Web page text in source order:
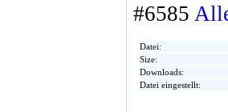
#6585
Datei:
Size:
Downloads:
Datei eingestellt: